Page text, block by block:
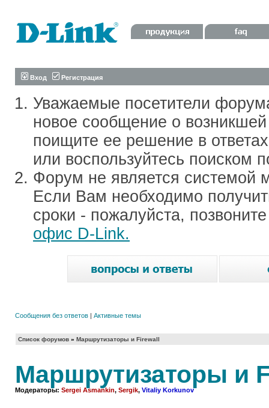
Вход Регистрация
Уважаемые посетители
новое сообщение о
поищите ее решение в
или воспользуйтесь поиском
Форум не является системой
Если Вам необходимо
сроки - пожалуйста,
офис D-Link.
Сообщения без ответов | Активные темы
Список форумов » Маршрутизаторы и Firewall
Маршрутизаторы и
Модераторы: Sergei Asmankin, Sergik, Vitaliy Korkunov